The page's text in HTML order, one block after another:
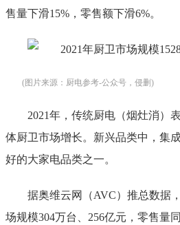
售量下滑15%，零售额下滑6%。
(图片来源：厨电参考-公众号，侵删)
2021年，传统厨电（烟灶消）
体厨卫市场增长。新兴品类中，集
好的大家电品类之一。
据奥维云网（AVC）推总数据
场规模304万台、256亿元，零售量